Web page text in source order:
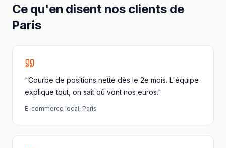
Ce qu'en disent nos clients de
Paris
"Courbe de positions nette dès le 2e mois. L'équipe
explique tout, on sait où vont nos euros."
E-commerce local, Paris